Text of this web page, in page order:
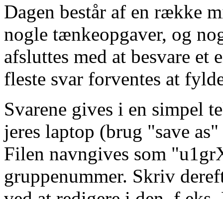
Dagen består af en række
nogle tænkeopgaver, og
afsluttes med at besvare
fleste svar forventes at
Svarene gives i en simpel
jeres laptop (brug "save
Filen navngives som
gruppenummer. Skriv